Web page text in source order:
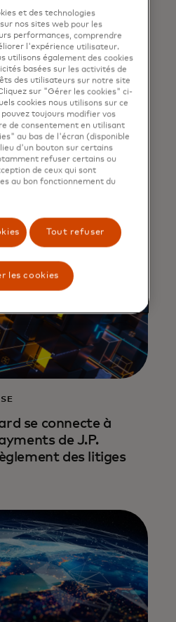
le domaine des
2025 ?
se connecte à
de J.P.
des litiges
et des technologies
nos sites web pour les
performances, comprendre
l'expérience utilisateur.
utilisons également des cookies
basées sur les activités de
des utilisateurs sur notre site
sur "Gérer les cookies" ci-
cookies nous utilisons sur ce
toujours modifier vos
de consentement en utilisant
au bas de l'écran (disponible
d'un bouton sur certains
refuser certains ou
de ceux qui sont
au bon fonctionnement du
Tout refuser
les cookies